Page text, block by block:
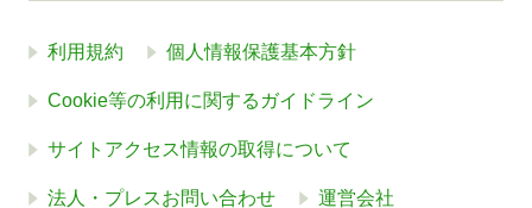
利用規約 個人情報保護基本方針
Cookie等の利用に関するガイドライン
サイトアクセス情報の取得について
法人・プレスお問い合わせ 運営会社